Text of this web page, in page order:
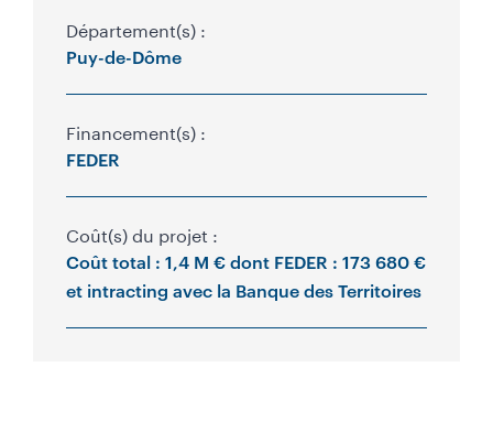
o
g
a
m
a
t
i
Département(s) :
Puy-de-Dôme
Financement(s) :
FEDER
Coût(s) du projet :
Coût total : 1,4 M € dont FEDER : 173 680 €
et intracting avec la Banque des Territoires